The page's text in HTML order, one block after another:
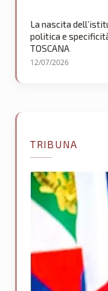
La nascita
politica e
TOSCANA
12/07/2026
TRIBUNA